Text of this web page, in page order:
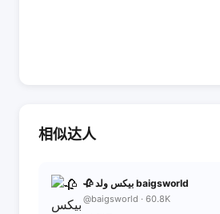
相似达人
🥀 بیکس ولد baigsworld
@baigsworld · 60.8K